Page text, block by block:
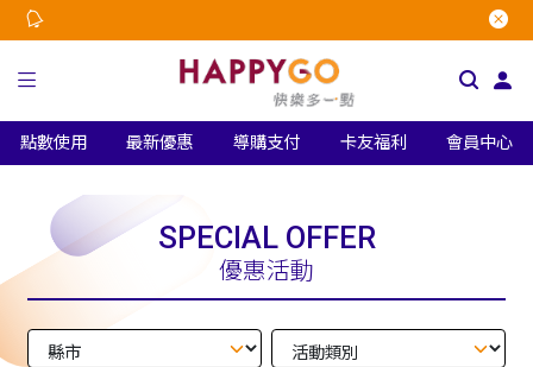
點數使用 最新優惠 導購支付 卡友福利 會員中心
SPECIAL OFFER
優惠活動